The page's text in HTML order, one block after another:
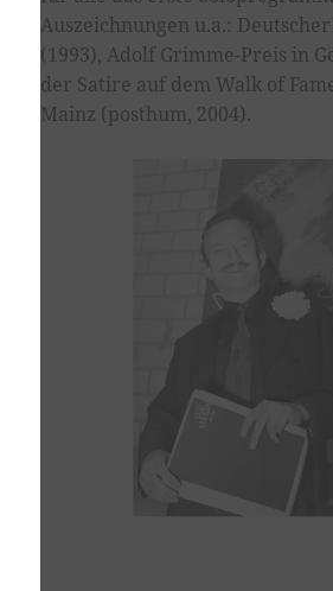
Auszeichnungen u.a.:
(1993), Adolf Grimme-Preis in
der Satire auf dem Walk of
Mainz (posthum, 2004).